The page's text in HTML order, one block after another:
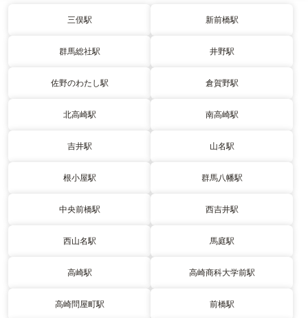
三俣駅 新前橋駅
群馬総社駅 井野駅
佐野のわたし駅 倉賀野駅
北高崎駅 南高崎駅
吉井駅 山名駅
根小屋駅 群馬八幡駅
中央前橋駅 西吉井駅
西山名駅 馬庭駅
高崎駅 高崎商科大学前駅
高崎問屋町駅 前橋駅